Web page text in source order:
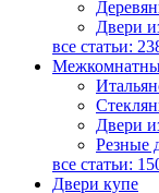
Двери
все статьи:
Двери
Резные
все статьи:
Двери купе